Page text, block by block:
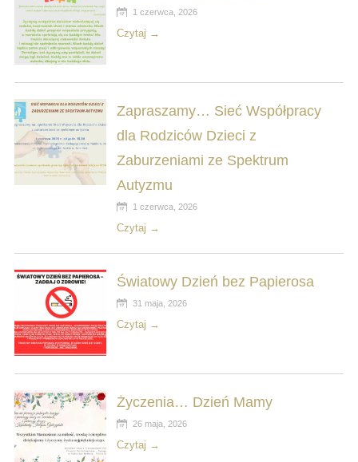
1 czerwca, 2026
Czytaj →
Zapraszamy… Sieć Współpracy
dla Rodziców Dzieci z
Zaburzeniami ze Spektrum
Autyzmu
1 czerwca, 2026
Czytaj →
Światowy Dzień bez Papierosa
31 maja, 2026
Czytaj →
Życzenia… Dzień Mamy
26 maja, 2026
Czytaj →